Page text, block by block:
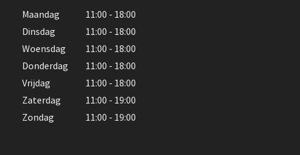
Maandag
11:00 - 18:00
Dinsdag
11:00 - 18:00
Woensdag
11:00 - 18:00
Donderdag
11:00 - 18:00
Vrijdag
11:00 - 18:00
Zaterdag
11:00 - 19:00
Zondag
11:00 - 19:00